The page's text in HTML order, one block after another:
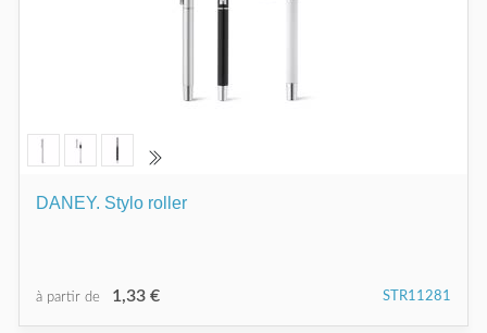
DANEY. Stylo roller
à partir de 1,33 € STR11281